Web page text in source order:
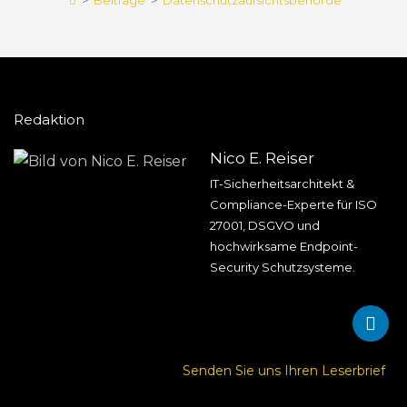
Redaktion
Nico E. Reiser
IT-Sicherheitsarchitekt &
Compliance-Experte für ISO
27001, DSGVO und
hochwirksame Endpoint-
Security Schutzsysteme.
Senden Sie uns Ihren Leserbrief